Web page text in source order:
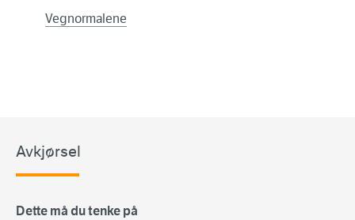
Vegnormalene
Avkjørsel
Dette må du tenke på